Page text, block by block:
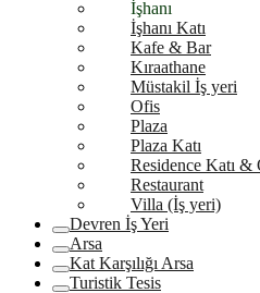
İşhanı
İşhanı Katı
Kafe & Bar
Kıraathane
Müstakil İş yeri
Ofis
Plaza
Plaza Katı
Residence Katı &
Restaurant
Villa (İş yeri)
Devren İş Yeri
Arsa
Kat Karşılığı Arsa
Turistik Tesis